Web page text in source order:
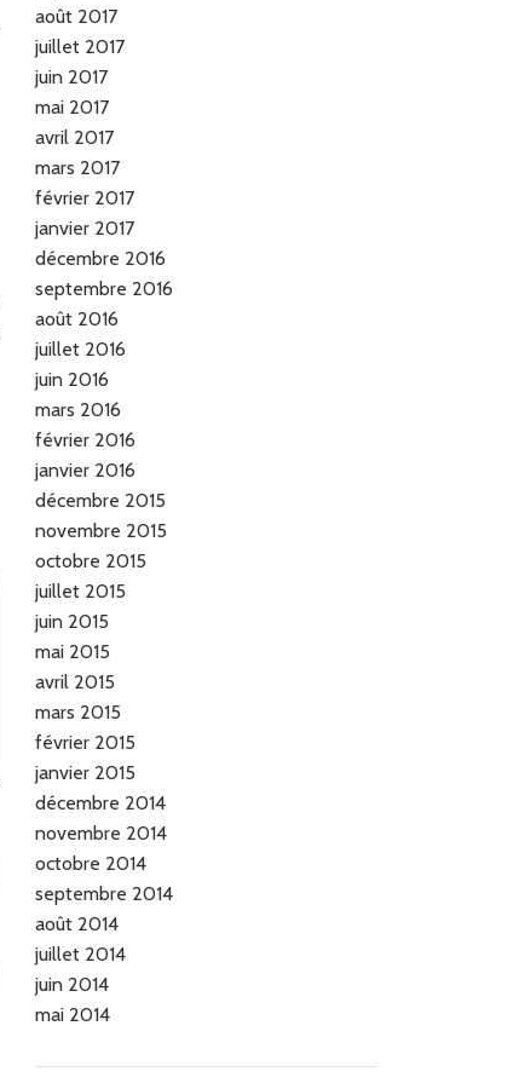
août 2017
juillet 2017
juin 2017
mai 2017
avril 2017
mars 2017
février 2017
janvier 2017
décembre 2016
septembre 2016
août 2016
juillet 2016
juin 2016
mars 2016
février 2016
janvier 2016
décembre 2015
novembre 2015
octobre 2015
juillet 2015
juin 2015
mai 2015
avril 2015
mars 2015
février 2015
janvier 2015
décembre 2014
novembre 2014
octobre 2014
septembre 2014
août 2014
juillet 2014
juin 2014
mai 2014